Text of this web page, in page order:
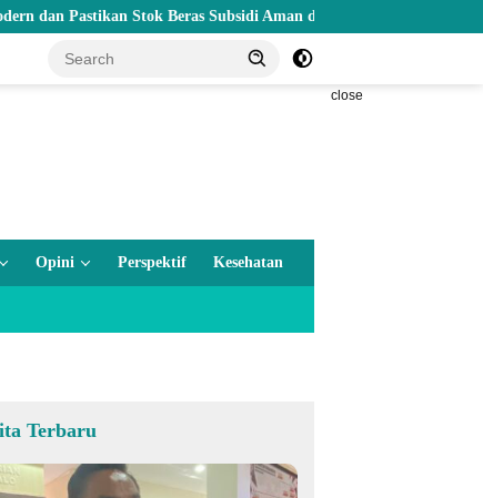
Stok Beras Subsidi Aman di Tengah Musim Kemarau
close
Opini Perspektif Kesehatan
Terbaru